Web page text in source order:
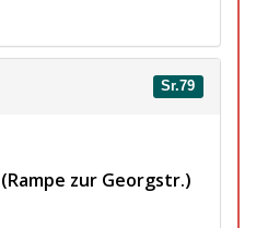
Sr.79
zur Georgstr.)